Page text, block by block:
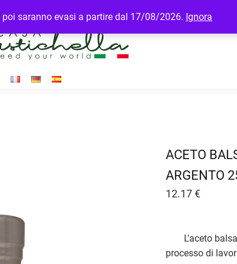
saranno evasi a partire dal 17/08/2026. Ignora
ACETO
ARGENTO
12.17€
L'aceto
processo di